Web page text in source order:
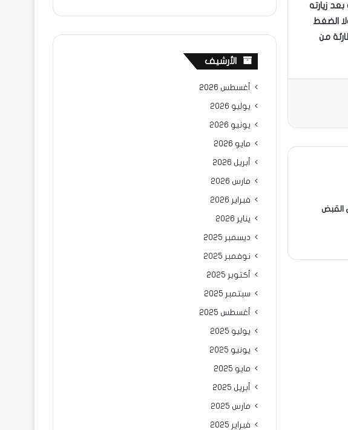
زيارته
الضغط
من
القبض
الأرشيف
أغسطس 2026
يوليو 2026
يونيو 2026
مايو 2026
أبريل 2026
مارس 2026
فبراير 2026
يناير 2026
ديسمبر 2025
نوفمبر 2025
أكتوبر 2025
سبتمبر 2025
أغسطس 2025
يوليو 2025
يونيو 2025
مايو 2025
أبريل 2025
مارس 2025
فبراير 2025